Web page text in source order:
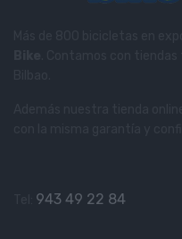
943 49 22 84